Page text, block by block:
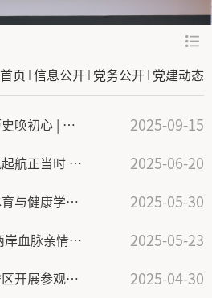
首页 信息公开 党务公开 党建动态
光影铸魂强党性，峥嵘历史唤初心 | 传播学院2024级硕士研究生党支部开展红色观影主题党日活动 2025-09-15
传播学院党委举行“扬帆起航正当时 初心不改再出发” 2025届毕业生党员座谈会暨离校教育活动 2025-06-20
传播学院、美术学院、体育与健康学院、音乐学院教职工政治理论学习顺利举行 2025-05-30
弘扬爱国主义精神 凝聚两岸血脉亲情 | 传播学院、历史学系2023级硕士研究生党支部联合组织开展《日暮归乡》观影主题党日活动 2025-05-23
传播学院党委一行赴长宁区开展参观学习和交流活动 2025-04-30